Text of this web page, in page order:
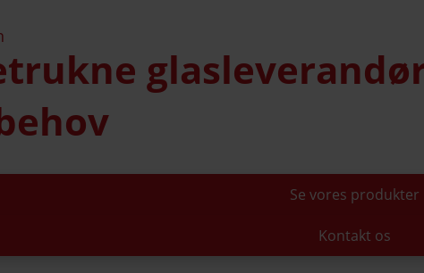
Se vores produkter
Kontakt os